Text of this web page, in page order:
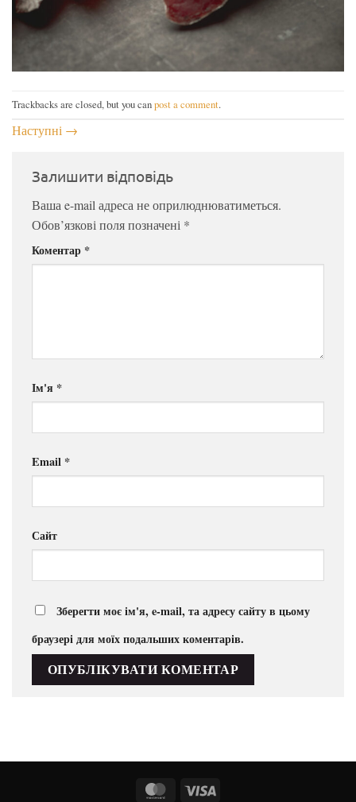
Trackbacks are closed, but you canpost a comment.
Наступні →
Залишити відповідь
Ваша e-mail адреса не оприлюднюватиметься.
Обов’язкові поля позначені *
Коментар *
Ім'я *
Email *
Сайт
Зберегти моє ім'я, e-mail, та адресу сайту в цьому
браузері для моїх подальших коментарів.
MasterCard